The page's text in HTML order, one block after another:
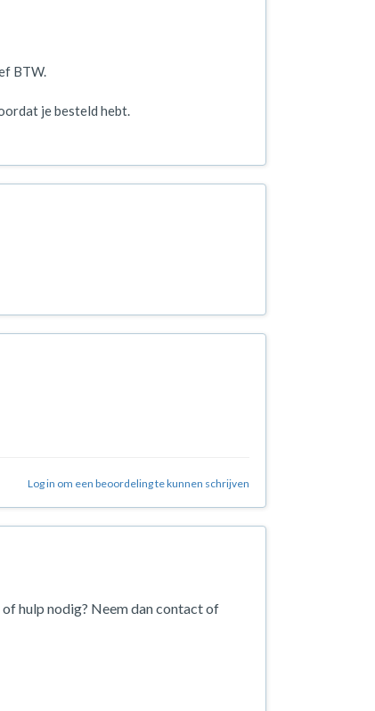
BTW.
je besteld hebt.
Log in om een beoordeling te kunnen schrijven
hulp nodig? Neem dan contact of